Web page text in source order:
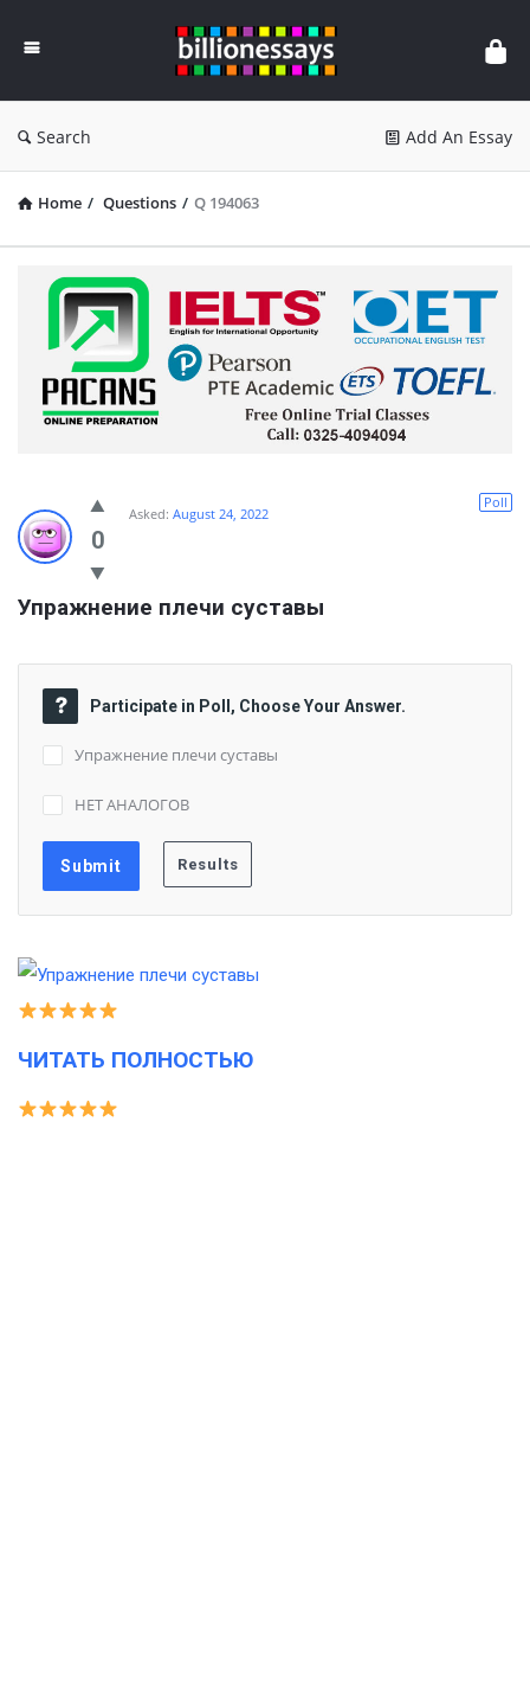
Essays
Search Add An Essay
Home / Questions / Q 194063
0
Poll
Asked: August 24, 2022
Упражнение плечи суставы
Participate in Poll, Choose Your Answer.
Упражнение плечи суставы
НЕТ АНАЛОГОВ
ЧИТАТЬ ПОЛНОСТЬЮ